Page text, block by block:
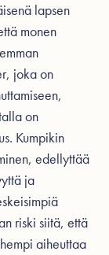
lapsen
monen
joka on
on
Kumpikin
edellyttää
ja
riski siitä, että
aiheuttaa